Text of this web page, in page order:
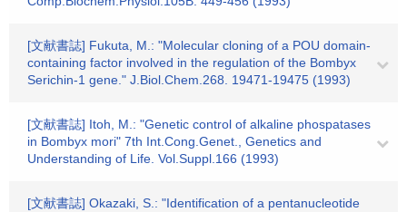
[文献書誌] Fukuta, M.: "Molecular cloning of a POU domain-
containing factor involved in the regulation of the Bombyx
Serichin-1 gene." J.Biol.Chem.268. 19471-19475 (1993)
[文献書誌] Itoh, M.: "Genetic control of alkaline phospatases
in Bombyx mori" 7th Int.Cong.Genet., Genetics and
Understanding of Life. Vol.Suppl.166 (1993)
[文献書誌] Okazaki, S.: "Identification of a pentanucleotide